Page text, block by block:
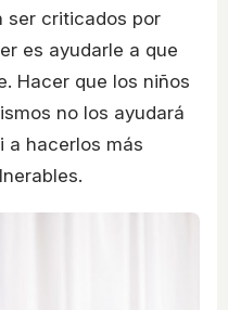
ser criticados por
es ayudarle a que
Hacer que los niños
no los ayudará
a hacerlos más